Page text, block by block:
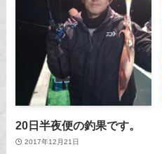
20日半夜便の釣果です。
2017年12月21日